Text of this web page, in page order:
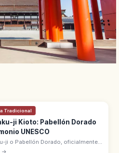
Tradicional
ji Kioto: Pabellón Dorado
UNESCO
ji o Pabellón Dorado, oficialmente
ji, es el templo de Kioto con un